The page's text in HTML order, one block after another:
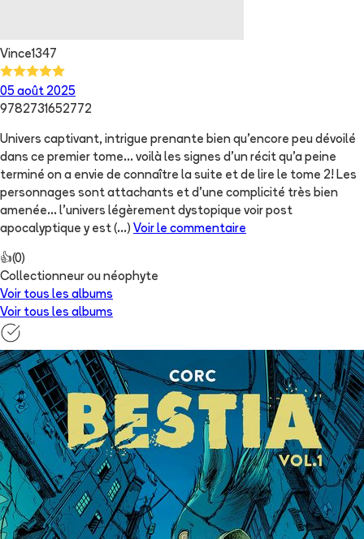
Vince1347
05 août 2025
9782731652772
Univers captivant, intrigue prenante bien qu’encore peu dévoilé
dans ce premier tome… voilà les signes d’un récit qu’a peine
terminé on a envie de connaître la suite et de lire le tome 2! Les
personnages sont attachants et d’une complicité très bien
amenée… l’univers légèrement dystopique voir post
apocalyptique y est (...) Voir le commentaire
👍(0)
Collectionneur ou néophyte
Voir tous les albums
Voir tous les albums